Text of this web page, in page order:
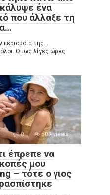
ένα
που άλλαξε τη
περιουσία της…
Όμως λίγες ώρες
0 502 views
έπρεπε να
μου
– τότε ο γιος